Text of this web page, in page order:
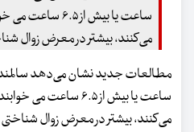
ساعت یا بیش از
می‌کنند، بیشتر در معرض زوال
ساعت یا بیش از ۶.۵
می‌کنند، بیشتر در معرض زوال شناختی